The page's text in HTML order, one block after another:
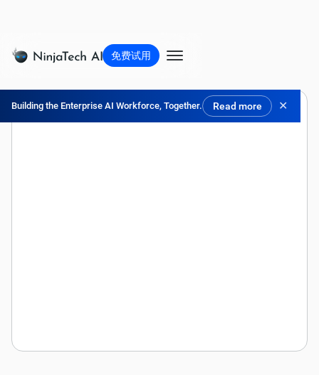
Building the Enterprise AI Workforce, Together. Read more ✕
免费试用